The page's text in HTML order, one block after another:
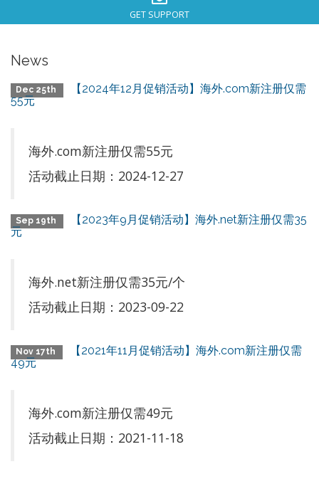
GET SUPPORT
News
Dec 25th
【2024年12月促销活动】海外.com新注册仅需
55元
海外.com新注册仅需55元
活动截止日期：2024-12-27
Sep 19th
【2023年9月促销活动】海外.net新注册仅需35
元
海外.net新注册仅需35元/个
活动截止日期：2023-09-22
Nov 17th
【2021年11月促销活动】海外.com新注册仅需
49元
海外.com新注册仅需49元
活动截止日期：2021-11-18